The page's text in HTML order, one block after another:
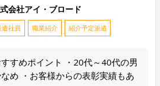
会社アイ・ブロード
遣社員 職業紹介 紹介予定派遣
すめポイント ・20代～40代の男
め ・お客様からの表彰実績もあ